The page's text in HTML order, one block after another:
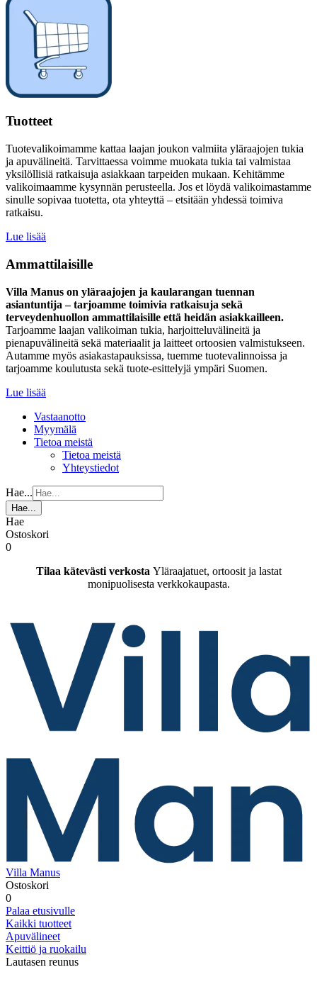
Tuotteet
Tuotevalikoimamme kattaa laajan joukon valmiita yläraajojen tukia
ja apuvälineitä. Tarvittaessa voimme muokata tukia tai valmistaa
yksilöllisiä ratkaisuja asiakkaan tarpeiden mukaan. Kehitämme
valikoimaamme kysynnän perusteella. Jos et löydä valikoimastamme
sinulle sopivaa tuotetta, ota yhteyttä – etsitään yhdessä toimiva
ratkaisu.
Lue lisää
Ammattilaisille
Villa Manus on yläraajojen ja kaularangan tuennan
asiantuntija – tarjoamme toimivia ratkaisuja sekä
terveydenhuollon ammattilaisille että heidän asiakkailleen.
Tarjoamme laajan valikoiman tukia, harjoitteluvälineitä ja
pienapuvälineitä sekä materiaalit ja laitteet ortoosien valmistukseen.
Autamme myös asiakastapauksissa, tuemme tuotevalinnoissa ja
tarjoamme koulutusta sekä tuote-esittelyjä ympäri Suomen.
Lue lisää
Vastaanotto
Myymälä
Tietoa meistä
Tietoa meistä
Yhteystiedot
Hae...
Hae...
Hae
Ostoskori
0
Tilaa kätevästi verkosta Yläraajatuet, ortoosit ja lastat
monipuolisesta verkkokaupasta.
Villa Manus
Ostoskori
0
Palaa etusivulle
Kaikki tuotteet
Apuvälineet
Keittiö ja ruokailu
Lautasen reunus